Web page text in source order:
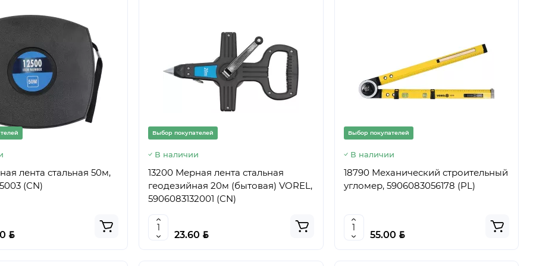
лента стальная 50м,
(CN)
BYN
Выбор покупателей
В наличии
13200 Мерная лента стальная
геодезийная 20м (бытовая) VOREL,
5906083132001 (CN)
23.60 BYN
Выбор покупателей
В наличии
18790 Механический строительный
угломер, 5906083056178 (PL)
55.00 BYN